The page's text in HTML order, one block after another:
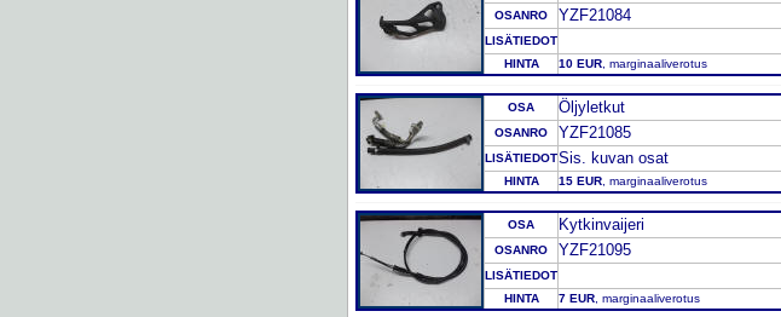
OSANRO YZF21084
LISÄTIEDOT
HINTA
10 EUR , marginaaliverotus
OSA Öljyletkut
OSANRO YZF21085
LISÄTIEDOTSis. kuvan osat
HINTA 15 EUR , marginaaliverotus
OSA Kytkinvaijeri
OSANRO YZF21095
LISÄTIEDOT
HINTA
7 EUR , marginaaliverotus